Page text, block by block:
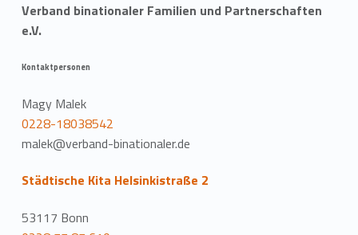
Verband binationaler Familien und Partnerschaften
e.V.
Kontaktpersonen
Magy Malek
0228-18038542
malek@verband-binationaler.de
Städtische Kita Helsinkistraße 2
53117 Bonn